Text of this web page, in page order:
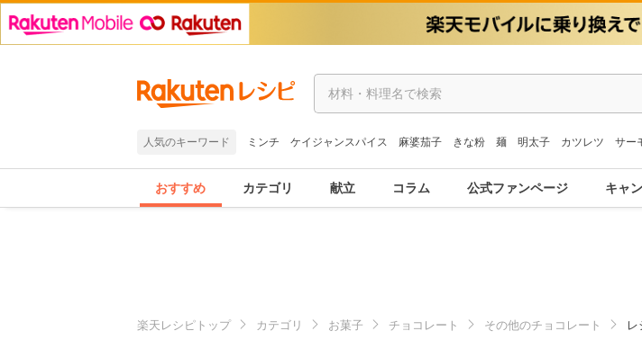
人気のキーワード ミンチ ケイジャンスパイス 麻婆茄子 きな粉 麺 明太子 カツレツ サー
おすすめ カテゴリ 献立 コラム 公式ファンページ キャ
楽天レシピトップ カテゴリ お菓子 チョコレート その他のチョコレート レ